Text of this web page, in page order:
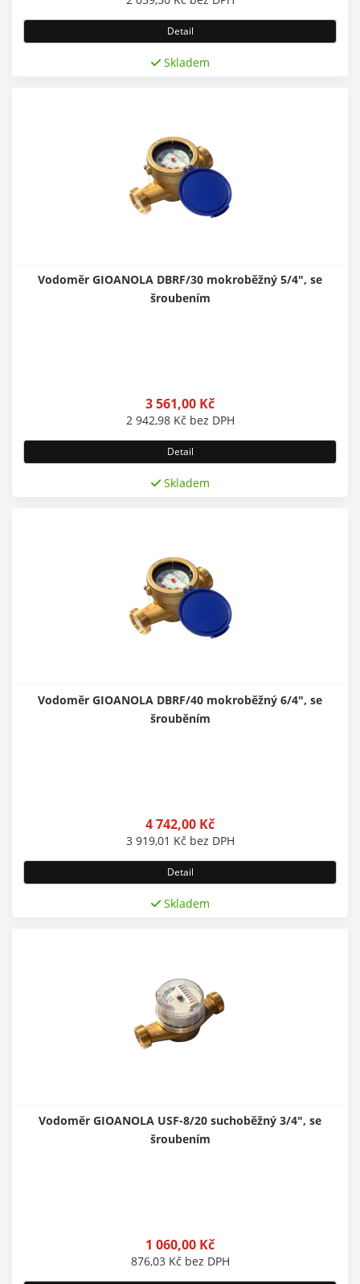
Detail
Skladem
Vodoměr GIOANOLA DBRF/30 mokroběžný 5/4", se
šroubením
3 561,00 Kč
2 942,98 Kč bez DPH
Detail
Skladem
Vodoměr GIOANOLA DBRF/40 mokroběžný 6/4", se
šrouběním
4 742,00 Kč
3 919,01 Kč bez DPH
Detail
Skladem
Vodoměr GIOANOLA USF-8/20 suchoběžný 3/4", se
šroubením
1 060,00 Kč
876,03 Kč bez DPH